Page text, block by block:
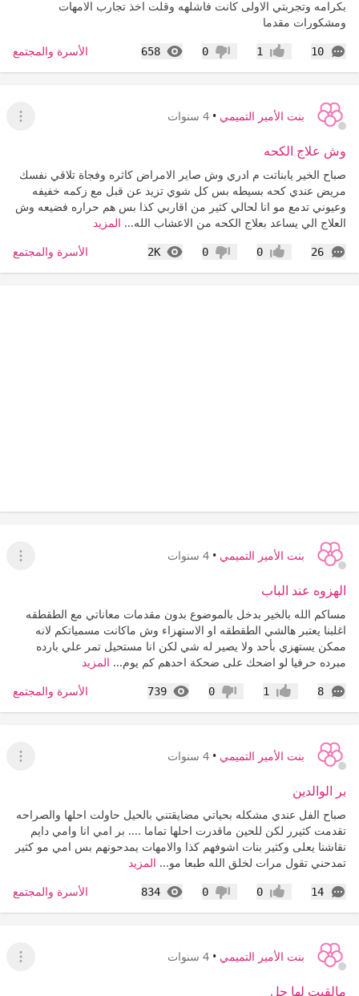
بكرامه وتجربتي الاولى كانت فاشلهه وقلت اخذ تجارب الامهات
ومشكورات مقدما
10
التعليقات إعجاب1 عدم إعجاب
0
658
المشاهدات الأسرة والمجتمع
بنت الأمير التميمي • 4 سنوات
عرض
وش علاج الكحه
صباح الخير يابناتت م ادري وش صاير الامراض كاثره وفجاة تلاقي نفسك
مريض عندي كحه بسيطه بس كل شوي تزيد عن قبل مع زكمه خفيفه
وعيوني تدمع مو انا لحالي كثير من اقاربي كذا بس هم حراره فضيعه وش
العلاج الي يساعد بعلاج الكحه من الاعشاب الله... المزيد
26
التعليقات إعجاب0 عدم إعجاب
0
2K
المشاهدات الأسرة والمجتمع
بنت الأمير التميمي • 4 سنوات
عرض
الهزوه عند الباب
مساكم الله بالخير بدخل بالموضوع بدون مقدمات معاناتي مع الطقطقه
اغلبنا يعتبر هالشي الطقطقه او الاستهزاء وش ماكانت مسمياتكم لانه
ممكن يستهزي بأحد ولا يصير له شي لكن انا مستحيل تمر علي بارده
مبرده حرفيا لو اضحك على ضحكة احدهم كم يوم... المزيد
8
التعليقات إعجاب1 عدم إعجاب
0
739
المشاهدات الأسرة والمجتمع
بنت الأمير التميمي • 4 سنوات
عرض
بر الوالدين
صباح الفل عندي مشكله بحياتي مضايقتني بالحيل حاولت احلها والصراحه
تقدمت كثيرر لكن للحين ماقدرت احلها تماما .... بر امي انا وامي دايم
نقاشنا يعلى وكثير بنات اشوفهم كذا والامهات يمدحونهم بس امي مو كثير
تمدحني تقول مرات لخلق الله طبعا مو... المزيد
14
التعليقات إعجاب0 عدم إعجاب
0
834
المشاهدات الأسرة والمجتمع
بنت الأمير التميمي • 4 سنوات
عرض
مالقيت لها حل